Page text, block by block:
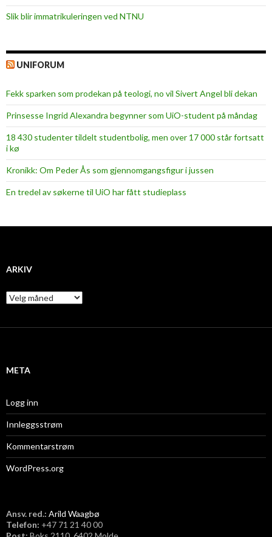
Slik blir immatrikuleringen ved NTNU
UNIFORUM
Fekk sparken som prodekan på teologi, no vil Sivert Angel bli dekan
Prinsesse Ingrid Alexandra begynner som UiO-student på måndag
18 430 studenter tildelt studentbolig, men over 17 000 står fortsatt
i kø
Kronikk: Om Peder Ås som gjennomgangsfigur i jussen
En tredel av søkerne til UiO har fått studieplass
ARKIV
A
r
i
META
Logg inn
Innleggsstrøm
Kommentarstrøm
WordPress.org
Ansv. red.: Arild Waagbø
Telefon: ​+47 71 21 40 00